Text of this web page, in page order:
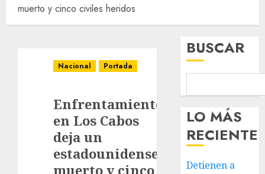
muerto y cinco civiles heridos
Nacional Portada
Enfrentamiento
en Los Cabos
deja un
estadounidense
muerto y cinco
BUSCAR
LO MÁS
RECIENTE
Detienen a